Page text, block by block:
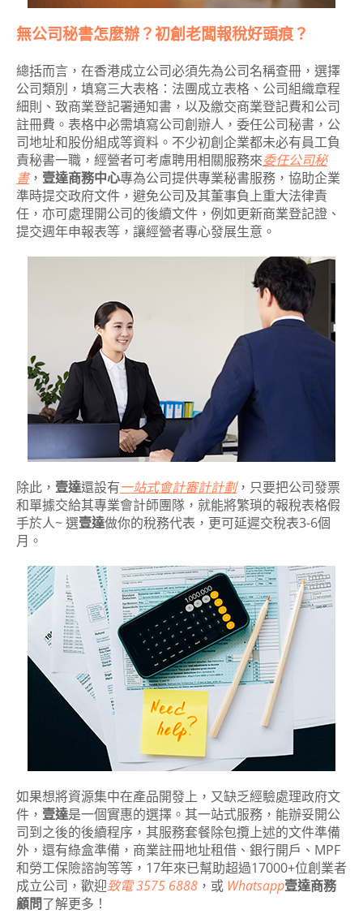
無公司秘書怎麼辦？初創老闆報稅好頭痕？
總括而言，在香港成立公司必須先為公司名稱查冊，選擇
公司類別，填寫三大表格：法團成立表格、公司組織章程
細則、致商業登記署通知書，以及繳交商業登記費和公司
註冊費。表格中必需填寫公司創辦人，委任公司秘書，公
司地址和股份組成等資料。不少初創企業都未必有員工負
責秘書一職，經營者可考慮聘用相關服務來委任公司秘
書， 壹達商務中心專為公司提供專業秘書服務，協助企業
準時提交政府文件，避免公司及其董事負上重大法律責
任，亦可處理開公司的後續文件，例如更新商業登記證、
提交週年申報表等，讓經營者專心發展生意。
除此， 壹達還設有一站式會計審計計劃，只要把公司發票
和單據交給其專業會計師團隊，就能將繁瑣的報稅表格假
手於人~ 選壹達做你的稅務代表，更可延遲交稅表3-6個
月。
如果想將資源集中在產品開發上，又缺乏經驗處理政府文
件， 壹達是一個實惠的選擇。其一站式服務，能辦妥開公
司到之後的後續程序，其服務套餐除包攬上述的文件準備
外，還有綠盒準備，商業註冊地址租借、銀行開戶、MPF
和勞工保險諮詢等等，17年來已幫助超過17000+位創業者
成立公司，歡迎致電 3575 6888 ，或 Whatsapp壹達商務
顧問了解更多！